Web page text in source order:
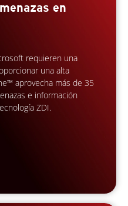
en
requieren una
una alta
aprovecha más de 35
e información
ZDI.